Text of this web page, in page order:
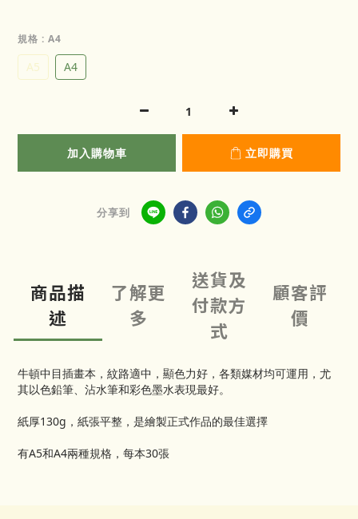
規格 : A4
A5 A4
加入購物車 立即購買
分享到
商品描
述
了解更
多
送貨及
付款方
式
顧客評
價
牛頓中目插畫本，紋路適中，顯色力好，各類媒材均可運用，尤
其以色鉛筆、沾水筆和彩色墨水表現最好。
紙厚130g，紙張平整，是繪製正式作品的最佳選擇
有A5和A4兩種規格，每本30張